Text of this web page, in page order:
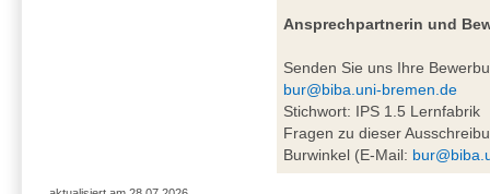
Ansprechpartnerin und
Senden Sie uns Ihre
bur@biba.uni-bremen.de
Stichwort: IPS 1.5 Lernfabrik
Fragen zu dieser
Burwinkel (E-Mail: